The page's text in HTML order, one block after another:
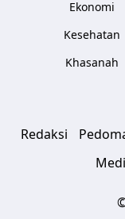
Ekonomi
Kesehatan
Khasanah
Redaksi